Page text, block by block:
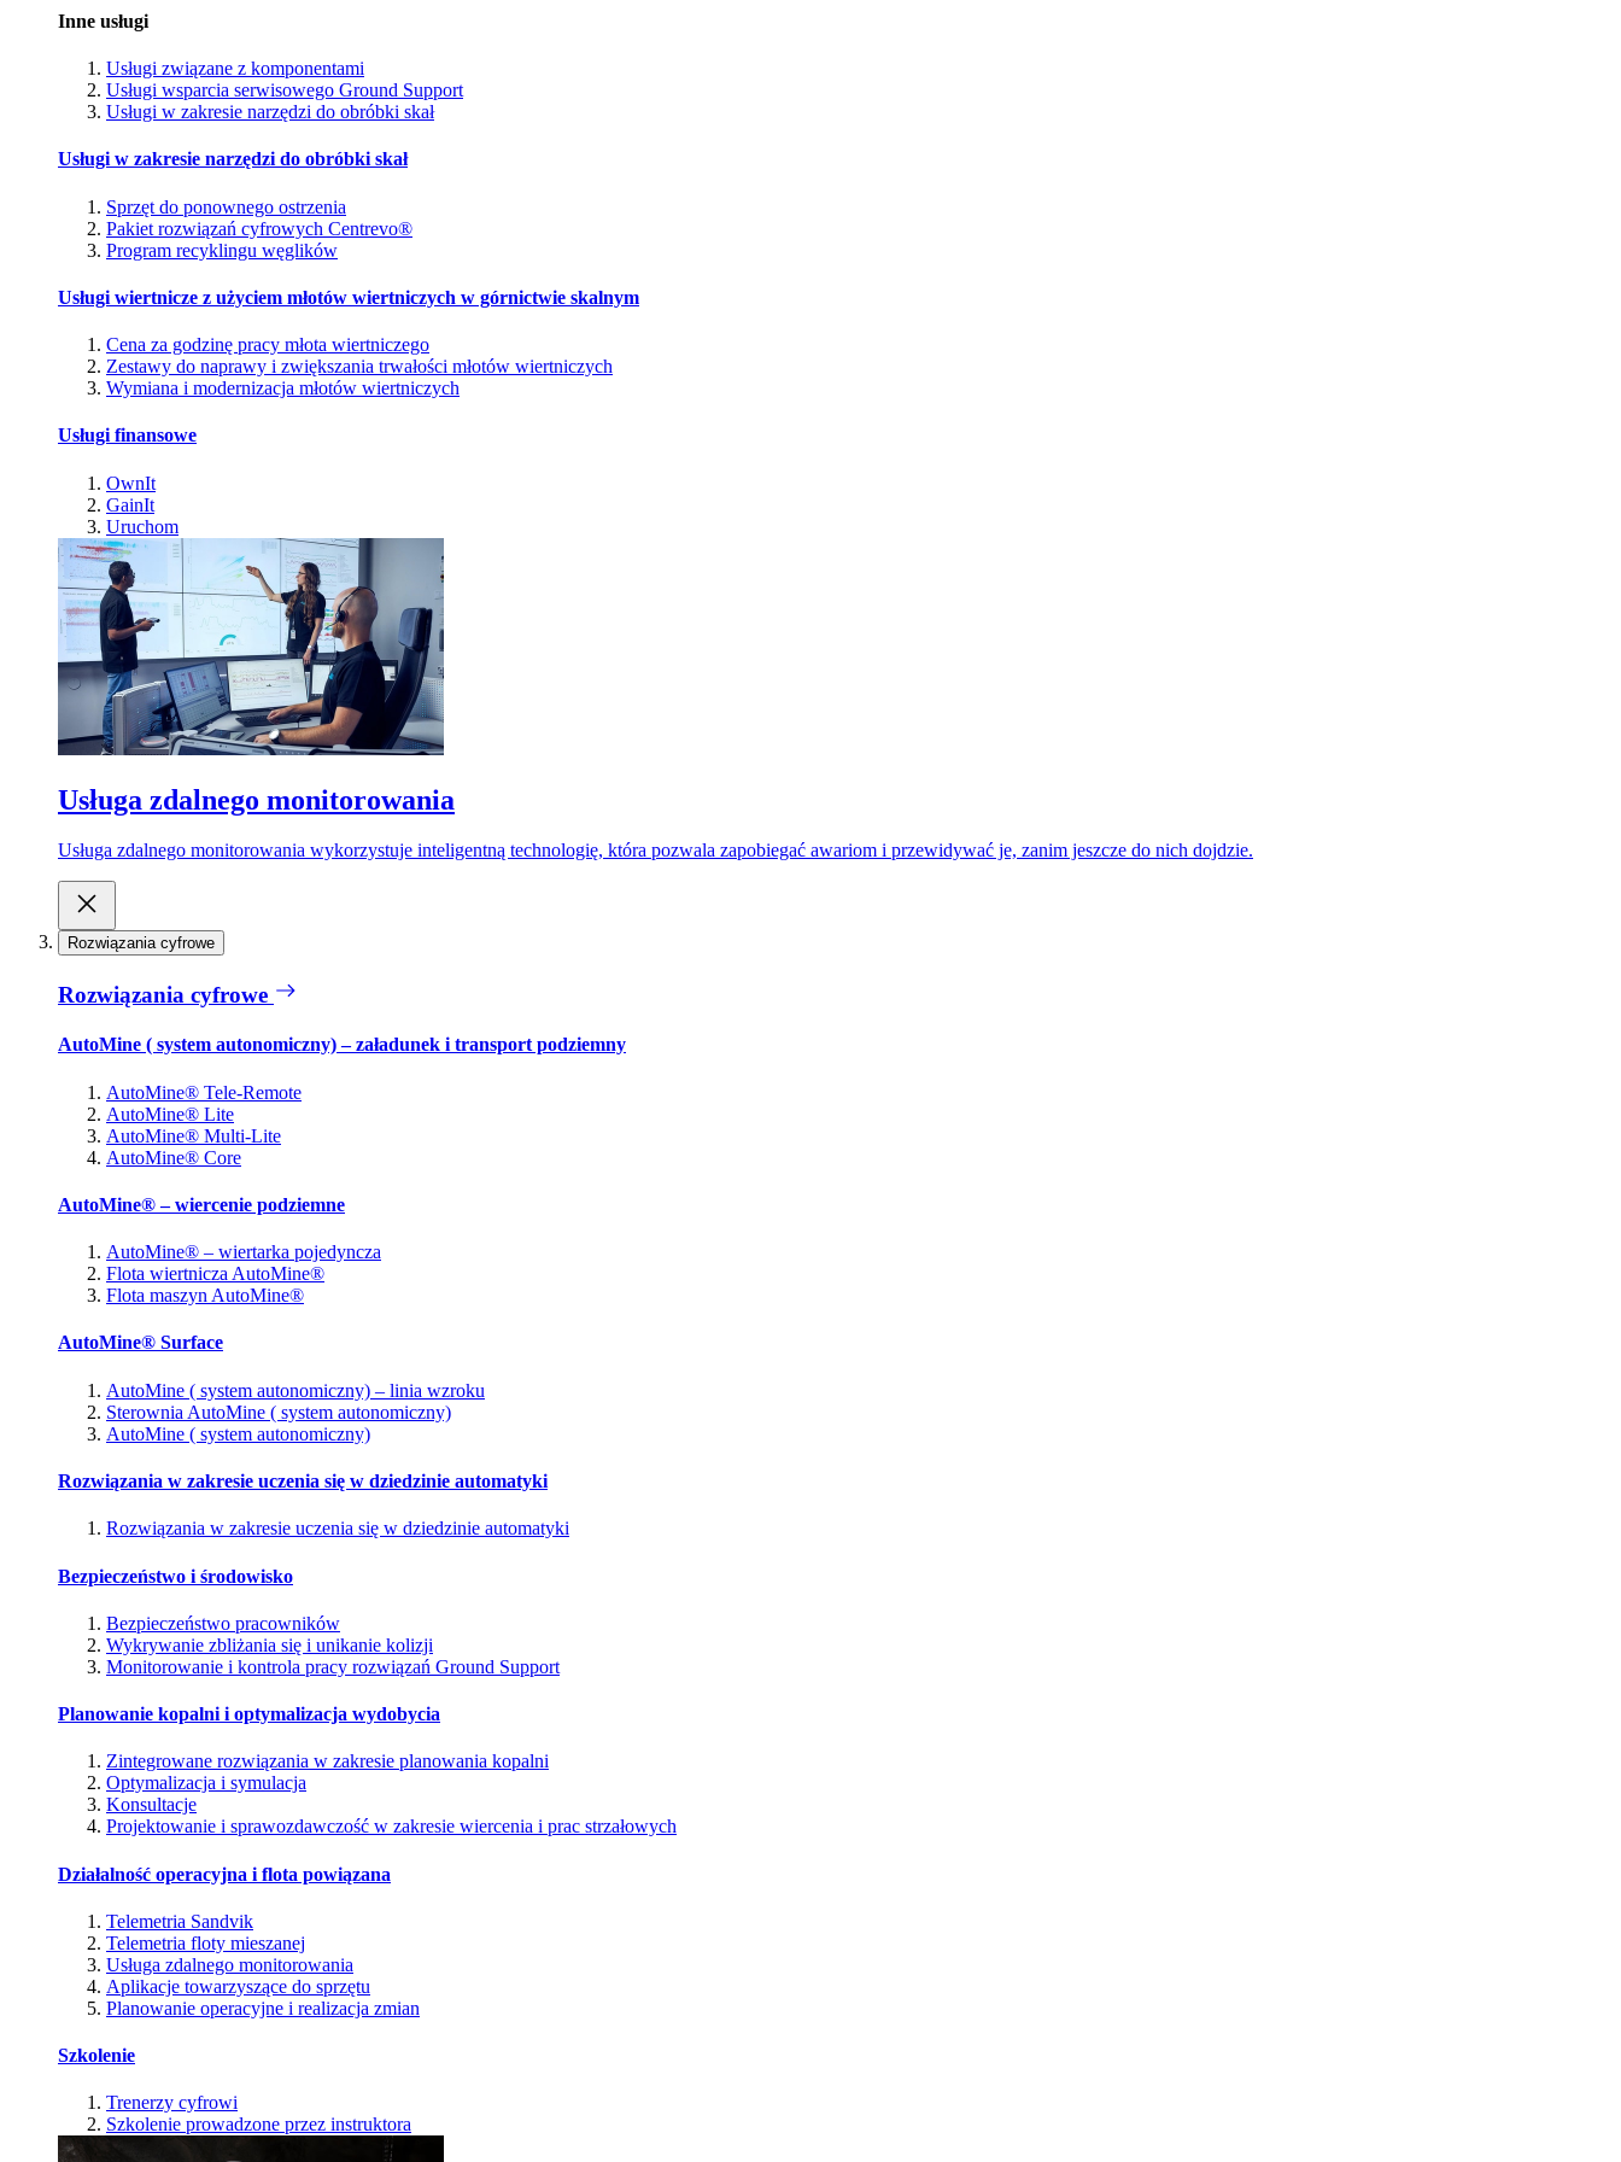
Inne usługi
Usługi związane z komponentami
Usługi wsparcia serwisowego Ground Support
Usługi w zakresie narzędzi do obróbki skał
Usługi w zakresie narzędzi do obróbki skał
Sprzęt do ponownego ostrzenia
Pakiet rozwiązań cyfrowych Centrevo®
Program recyklingu węglików
Usługi wiertnicze z użyciem młotów wiertniczych w górnictwie skalnym
Cena za godzinę pracy młota wiertniczego
Zestawy do naprawy i zwiększania trwałości młotów wiertniczych
Wymiana i modernizacja młotów wiertniczych
Usługi finansowe
OwnIt
GainIt
Uruchom
Usługa zdalnego monitorowania
Usługa zdalnego monitorowania wykorzystuje inteligentną technologię, która pozwala zapobiegać awariom i przewidywać je, zanim jeszcze do nich dojdzie.
Rozwiązania cyfrowe
Rozwiązania cyfrowe
AutoMine ( system autonomiczny) – załadunek i transport podziemny
AutoMine® Tele-Remote
AutoMine® Lite
AutoMine® Multi-Lite
AutoMine® Core
AutoMine® – wiercenie podziemne
AutoMine® – wiertarka pojedyncza
Flota wiertnicza AutoMine®
Flota maszyn AutoMine®
AutoMine® Surface
AutoMine ( system autonomiczny) – linia wzroku
Sterownia AutoMine ( system autonomiczny)
AutoMine ( system autonomiczny)
Rozwiązania w zakresie uczenia się w dziedzinie automatyki
Rozwiązania w zakresie uczenia się w dziedzinie automatyki
Bezpieczeństwo i środowisko
Bezpieczeństwo pracowników
Wykrywanie zbliżania się i unikanie kolizji
Monitorowanie i kontrola pracy rozwiązań Ground Support
Planowanie kopalni i optymalizacja wydobycia
Zintegrowane rozwiązania w zakresie planowania kopalni
Optymalizacja i symulacja
Konsultacje
Projektowanie i sprawozdawczość w zakresie wiercenia i prac strzałowych
Działalność operacyjna i flota powiązana
Telemetria Sandvik
Telemetria floty mieszanej
Usługa zdalnego monitorowania
Aplikacje towarzyszące do sprzętu
Planowanie operacyjne i realizacja zmian
Szkolenie
Trenerzy cyfrowi
Szkolenie prowadzone przez instruktora